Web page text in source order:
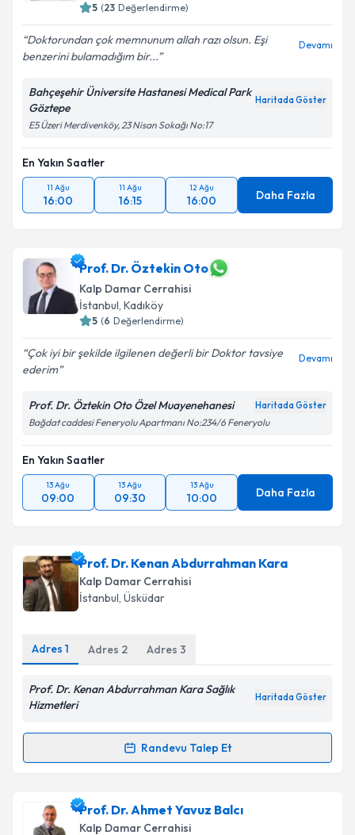
5 (23 Değerlendirme)
Doktorundan çok memnunum allah razı olsun. Eşi
benzerini bulamadığım bir...
Devamı
Bahçeşehir Üniversite Hastanesi Medical Park
Göztepe
Haritada Göster
E5 Üzeri Merdivenköy, 23 Nisan Sokağı No:17
En Yakın Saatler
11 Ağu
16:00
11 Ağu
16:15
12 Ağu
16:00 Daha Fazla
Prof. Dr. Öztekin Oto
Kalp Damar Cerrahisi
İstanbul, Kadıköy
5 (6 Değerlendirme)
Çok iyi bir şekilde ilgilenen değerli bir Doktor tavsiye
ederim
Devamı
Prof. Dr. Öztekin Oto Özel Muayenehanesi Haritada Göster
Bağdat caddesi Feneryolu Apartmanı No:234/6 Feneryolu
En Yakın Saatler
13 Ağu
09:00
13 Ağu
09:30
13 Ağu
10:00 Daha Fazla
Prof. Dr. Kenan Abdurrahman Kara
Kalp Damar Cerrahisi
İstanbul, Üsküdar
Adres 1 Adres 2 Adres 3
Prof. Dr. Kenan Abdurrahman Kara Sağlık
Hizmetleri
Haritada Göster
Randevu Talep Et
Randevu Takvimi Talebi
Prof. Dr. Kenan Abdurrahman Kara
takvimi talebi oluşturun. Size bu uzmandan randevu
Prof. Dr. Ahmet Yavuz Balcı
Kalp Damar Cerrahisi